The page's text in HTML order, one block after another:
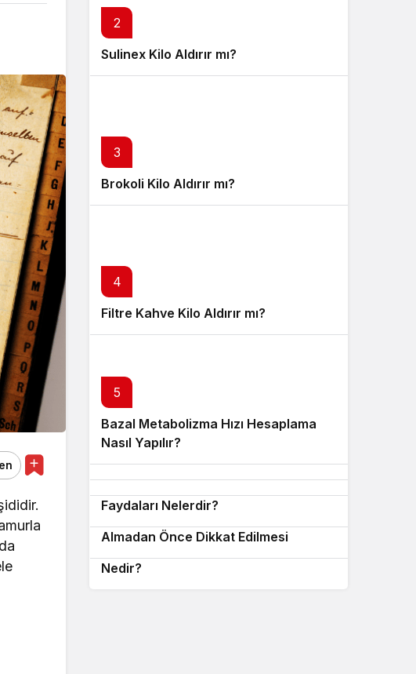
2
Sulinex Kilo Aldırır mı?
3
Brokoli Kilo Aldırır mı?
4
Filtre Kahve Kilo Aldırır mı?
5
Bazal Metabolizma Hızı Hesaplama
Nasıl Yapılır?
6
7
Faydaları Nelerdir?
Almadan Önce Dikkat Edilmesi
Gerekenler
Nedir?